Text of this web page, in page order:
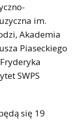
im.
Akademia
Piaseckiego
SWPS
się 19